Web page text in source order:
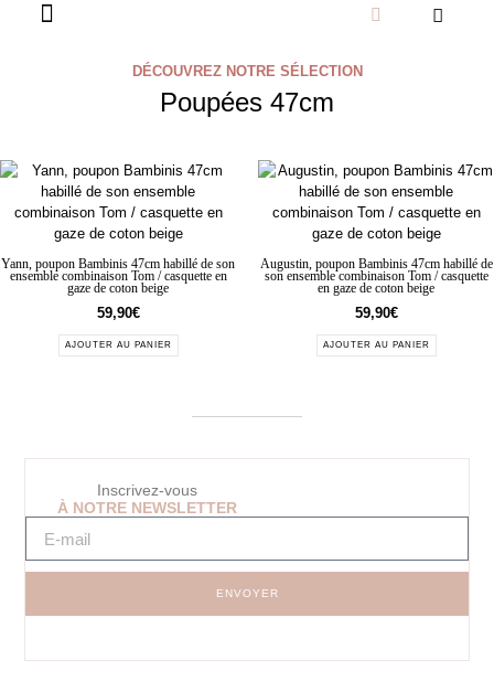
DÉCOUVREZ NOTRE SÉLECTION
Poupées 47cm
Yann, poupon Bambinis 47cm habillé de son
ensemble combinaison Tom / casquette en
gaze de coton beige
59,90€
AJOUTER AU PANIER
Augustin, poupon Bambinis 47cm habillé de
son ensemble combinaison Tom / casquette
en gaze de coton beige
59,90€
AJOUTER AU PANIER
Inscrivez-vous
À NOTRE NEWSLETTER
ENVOYER